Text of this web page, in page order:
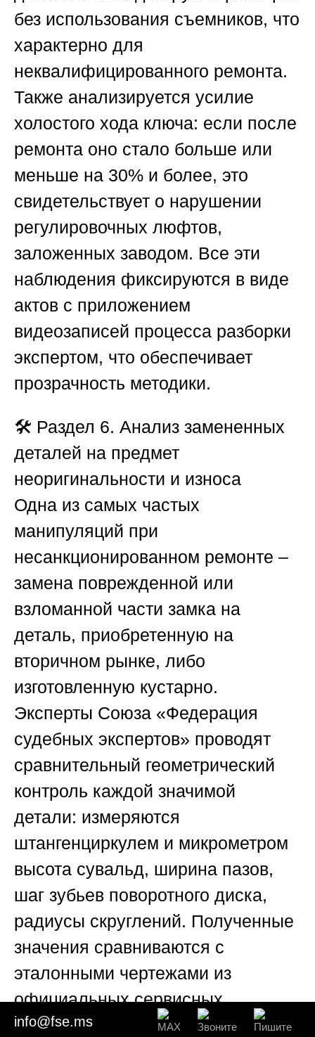
без использования съемников, что
характерно для
неквалифицированного ремонта.
Также анализируется усилие
холостого хода ключа: если после
ремонта оно стало больше или
меньше на 30% и более, это
свидетельствует о нарушении
регулировочных люфтов,
заложенных заводом. Все эти
наблюдения фиксируются в виде
актов с приложением
видеозаписей процесса разборки
экспертом, что обеспечивает
прозрачность методики.
🛠️ Раздел 6. Анализ замененных
деталей на предмет
неоригинальности и износа
Одна из самых частых
манипуляций при
несанкционированном ремонте –
замена поврежденной или
взломанной части замка на
деталь, приобретенную на
вторичном рынке, либо
изготовленную кустарно.
Эксперты Союза «Федерация
судебных экспертов» проводят
сравнительный геометрический
контроль каждой значимой
детали: измеряются
штангенциркулем и микрометром
высота сувальд, ширина пазов,
шаг зубьев поворотного диска,
радиусы скруглений. Полученные
значения сравниваются с
эталонными чертежами из
официальных сервисных
бюллетеней. Если
info@fse.ms